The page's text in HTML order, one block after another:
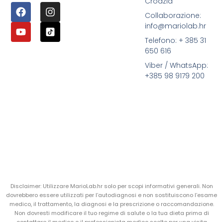
Collaborazione:
info@mariolab.hr
Telefono: + 385 31
650 616
Viber / WhatsApp:
+385 98 9179 200
Disclaimer: Utilizzare MarioLab.hr solo per scopi informativi generali. Non
dovrebbero essere utilizzati per l’autodiagnosi e non sostituiscono l’esame
medico, il trattamento, la diagnosi e la prescrizione o raccomandazione.
Non dovresti modificare il tuo regime di salute o la tua dieta prima di